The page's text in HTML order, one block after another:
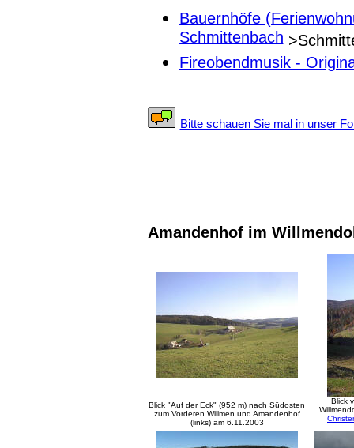
Bauernhöfe
Schmittenbach
Fireobendmusik -
Bitte schauen Sie mal in unser
Amandenhof im
Blick "Auf der Eck" (952 m) nach Südosten
zum Vorderen Willmen und Amandenhof
(links) am 6.11.2003
Blick